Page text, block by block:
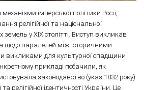
імперської політики Росії,
релігійної та національної
земель у XIX столітті. Виступ викликав
щодо паралелей між історичними
викликами для культурної спадщини
прикладі побачили, як
законодавство (указ 1832 року)
релігійної ідентичності України. Це